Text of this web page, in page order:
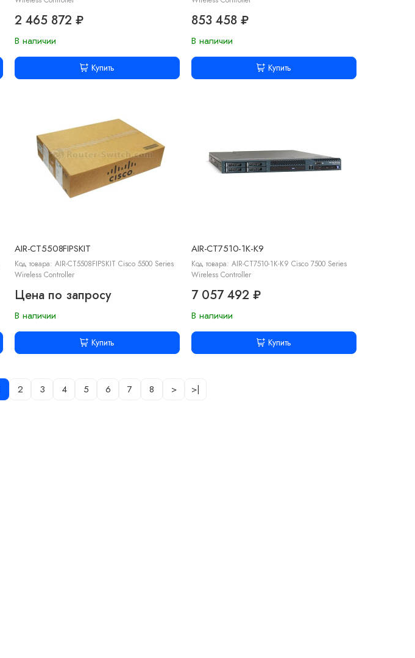
2 465 872 ₽
В наличии
Купить
853 458 ₽
В наличии
Купить
AIR-CT5508FIPSKIT
Код товара: AIR-CT5508FIPSKIT Cisco 5500 Series
Wireless Controller
Цена по запросу
В наличии
Купить
AIR-CT7510-1K-K9
Код товара: AIR-CT7510-1K-K9 Cisco 7500 Series
Wireless Controller
7 057 492 ₽
В наличии
Купить
2 3 4 5 6 7 8 > >|